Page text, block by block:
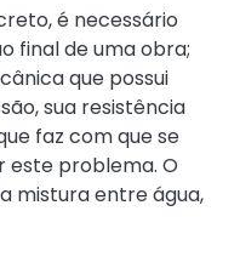
é necessário
final de uma obra;
que possui
sua resistência
faz com que se
este problema. O
mistura entre água,